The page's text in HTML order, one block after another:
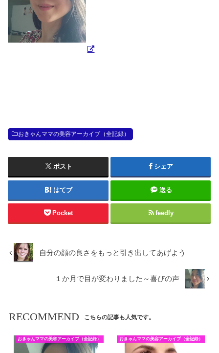
おきゃんママの美容アーカイブ（全記録）
ポスト シェア
はてブ 送る
Pocket feedly
自分の顔の良さをもっと引き出してあげよう
１か月で目が変わりました～喜びの声
RECOMMEND こちらの記事も人気です。
おきゃんママの美容アーカイブ（全記録） おきゃんママの美容アーカイブ（全記録）